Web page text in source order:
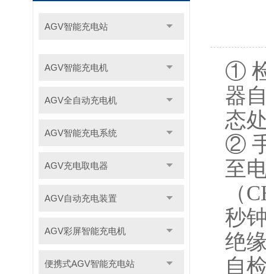
AGV智能充电站
AGV智能充电机
AGV全自动充电机
AGV智能充电系统
AGV充电取电器
AGV自动充电装置
AGV彩屏智能充电机
便携式AGV智能充电站
①
器
态
②
至
（
秒
绝
自